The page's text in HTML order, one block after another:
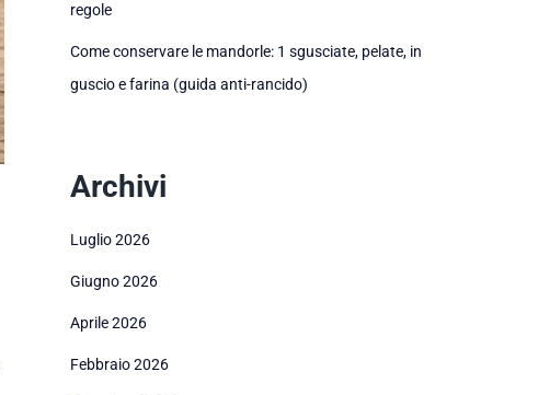
regole
Come conservare le mandorle: 1 sgusciate, pelate, in
guscio e farina (guida anti-rancido)
Archivi
Luglio 2026
Giugno 2026
Aprile 2026
Febbraio 2026